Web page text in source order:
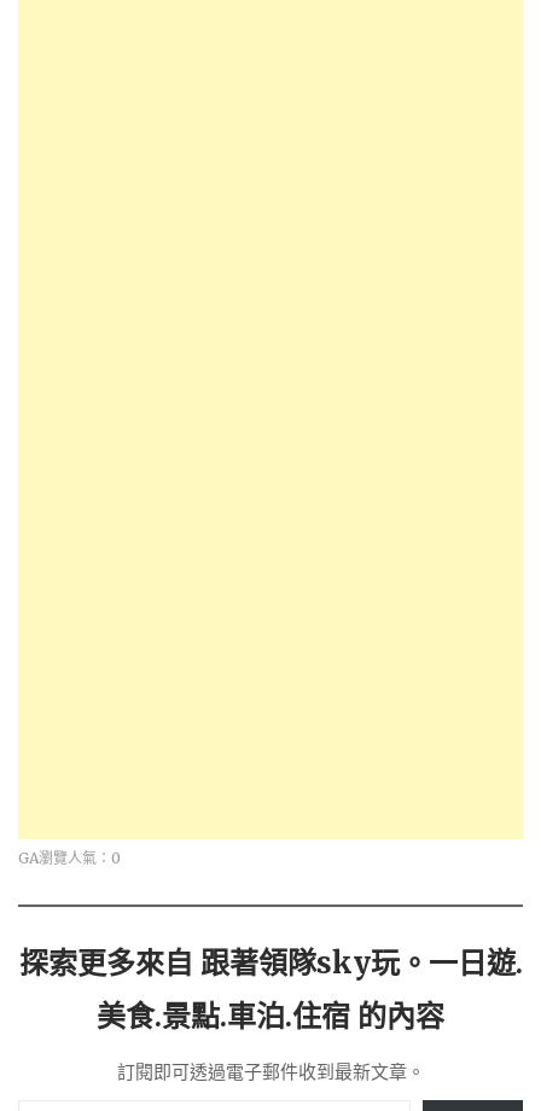
GA瀏覽人氣：0
探索更多來自 跟著領隊sky玩。一日遊.
美食.景點.車泊.住宿 的內容
訂閱即可透過電子郵件收到最新文章。